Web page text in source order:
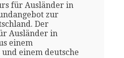
für Ausländer in
zur
Der
Ausländer in
einem
einem deutsche